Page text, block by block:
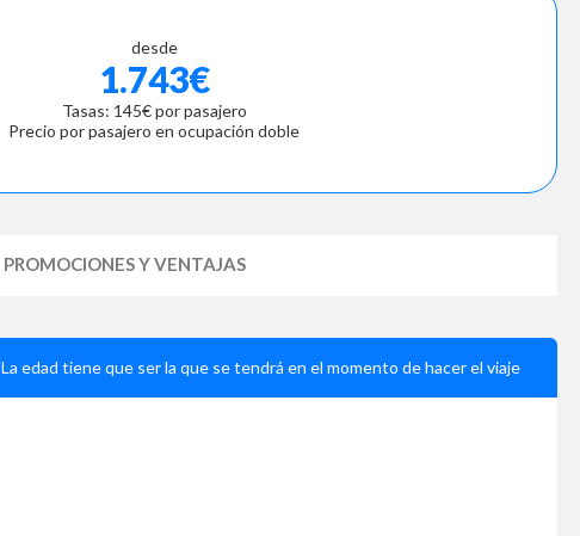
desde
1.743€
Tasas: 145€ por pasajero
Precio por pasajero en ocupación doble
PROMOCIONES Y VENTAJAS
La edad tiene que ser la que se tendrá en el momento de hacer el viaje